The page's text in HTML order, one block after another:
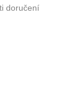
doručení